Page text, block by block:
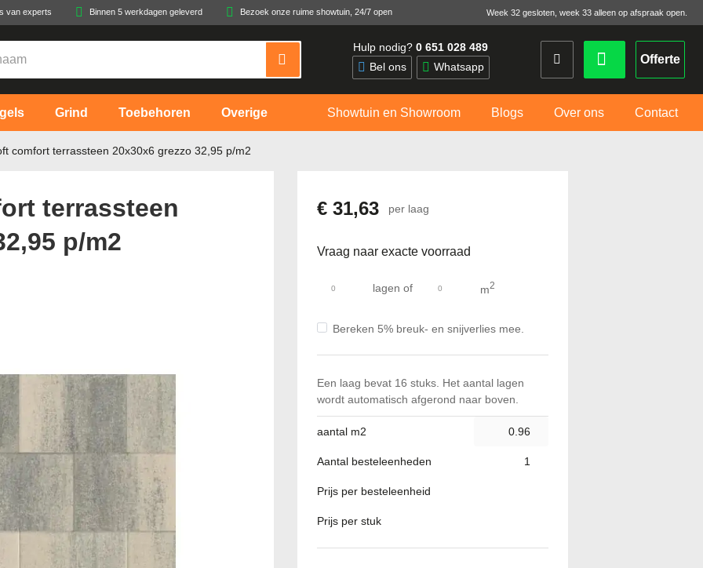
van experts Binnen 5 werkdagen geleverd Bezoek onze ruime showtuin, 24/7 open Week 32 gesloten, week 33 alleen op afspraak open.
Hulp nodig?0 651 028 489
Bel ons
Whatsapp
Offerte
Grind Toebehoren Overige Showtuin en Showroom Blogs Over ons Contact
comfort terrassteen 20x30x6 grezzo 32,95 p/m2
terrassteen
p/m2
€ 31,63 per laag
Vraag naar exacte voorraad
lagen of m2
Bereken 5% breuk- en snijverlies mee.
Een laag bevat 16 stuks. Het aantal lagen
wordt automatisch afgerond naar boven.
aantal m2
Aantal besteleenheden
Prijs per besteleenheid
Prijs per stuk